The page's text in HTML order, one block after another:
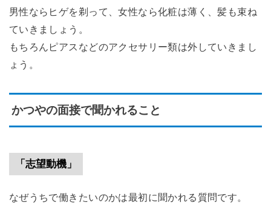
男性ならヒゲを剃って、女性なら化粧は薄く、髪も束ね
ていきましょう。
もちろんピアスなどのアクセサリー類は外していきまし
ょう。
かつやの面接で聞かれること
「志望動機」
なぜうちで働きたいのかは最初に聞かれる質問です。